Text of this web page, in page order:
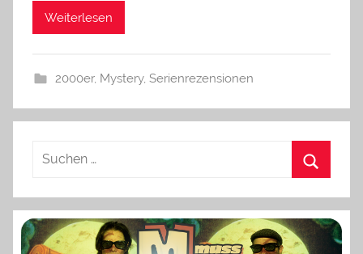
Weiterlesen
2000er, Mystery, Serienrezensionen